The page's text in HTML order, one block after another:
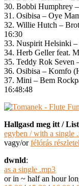
30. Bobbi Humphrey
31. Osibisa – Oye
32. Willie Hutch –
16:30
33. Nuspirit Helsinki
34. Herb Geller feat.
35. Teddy Rok Seven
36. Osibisa – Komfo
37. Mini – Bem
16:48:48
Hallgasd meg itt /
egyben / with a single
vagy/orfélórás
dwnld:
as a single .mp3
or in ~ half an hour